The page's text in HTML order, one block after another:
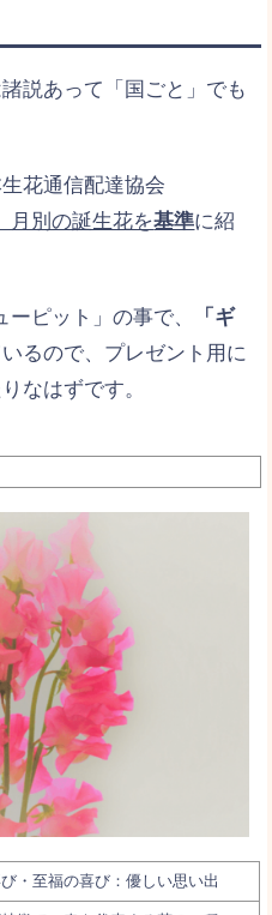
説あって「国ごと」でも
花通信配達協会
月別の誕生花を基準に紹
ピット」の事で、
「ギ
るので、プレゼント用に
なはずです。
・至福の喜び：優しい思い出